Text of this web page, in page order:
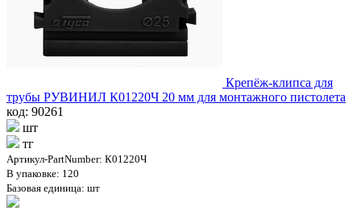
Крепёж-клипса для
трубы РУВИНИЛ К01220Ч 20 мм для монтажного пистолета
код: 90261
шт
тг
Артикул-PartNumber: К01220Ч
В упаковке: 120
Базовая единица: шт